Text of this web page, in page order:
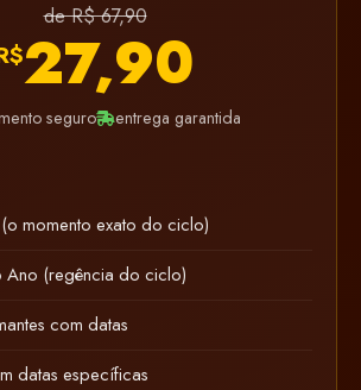
de R$ 67,90
27,90
seguro entrega garantida
momento exato do ciclo)
Ano (regência do ciclo)
com datas
datas específicas